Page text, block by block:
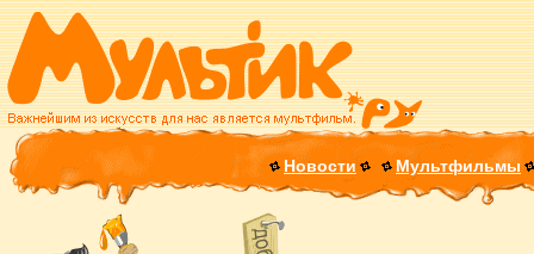
Новости Мультфильмы